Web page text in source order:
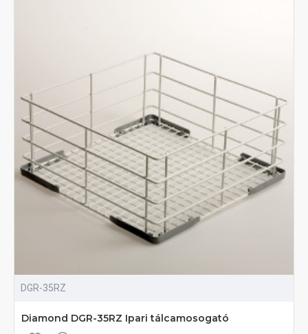
DGR-35RZ
Diamond DGR-35RZ Ipari tálcamosogató